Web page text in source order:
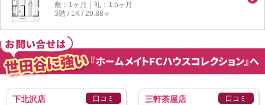
敷：1ヶ月｜礼：1.5ヶ月
3階 / 1K / 29.88㎡
下北沢店 口コミ 三軒茶屋店 口コミ